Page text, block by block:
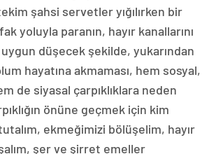
şahsi servetler yığılırken bir
yoluyla paranın, hayır kanallarını
düşecek şekilde, yukarından
hayatına akmaması, hem sosyal,
de siyasal çarpıklıklara neden
önüne geçmek için kim
ekmeğimizi bölüşelim, hayır
şer ve şirret emeller